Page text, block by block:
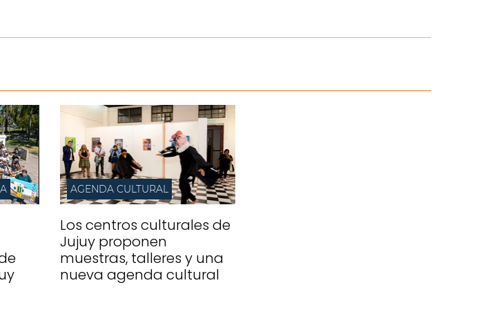
AGENDA CULTURAL
Los centros culturales de
Jujuy proponen
muestras, talleres y una
nueva agenda cultural